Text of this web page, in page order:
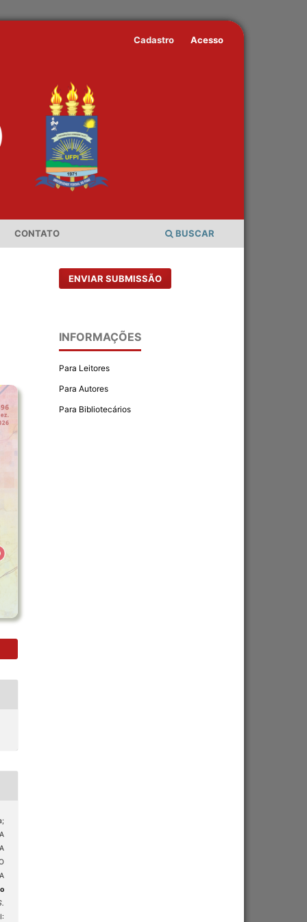
CONTATO BUSCAR
Cadastro Acesso
ENVIAR SUBMISSÃO
INFORMAÇÕES
Para Leitores
Para Autores
Para Bibliotecários